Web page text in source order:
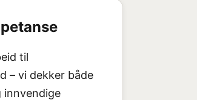
til
– vi dekker både
innvendige